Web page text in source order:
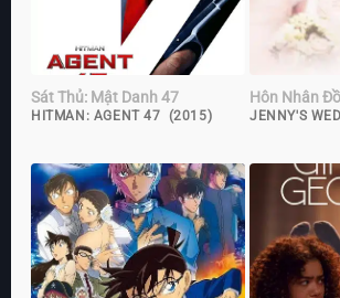
Sát Thủ: Mật Danh 47
HITMAN: AGENT 47 (2015)
Hôn Nhân
JENNY'S